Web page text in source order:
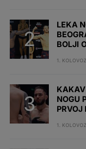
LEKA
BOLJI
1.
NOGU
PRVOJ
1.